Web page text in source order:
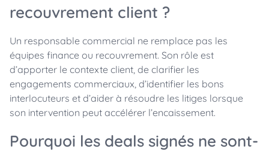
recouvrement client ?
Un responsable commercial ne remplace pas les
équipes finance ou recouvrement. Son rôle est
d’apporter le contexte client, de clarifier les
engagements commerciaux, d’identifier les bons
interlocuteurs et d’aider à résoudre les litiges lorsque
son intervention peut accélérer l’encaissement.
Pourquoi les deals signés ne sont-